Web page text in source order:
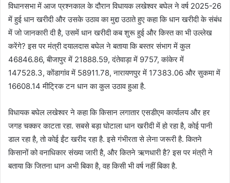
विधानसभा में आज प्रश्नकाल के दौरान विधायक लखेश्वर बघेल ने वर्ष 2025-26
में हुई धान खरीदी और उसके उठाव का मुद्दा उठाते हुए कहा कि धान खरीदी के संबंध
में जो जानकारी दी है, उसमें धान खरीदी कब शुरू हुई और किस्त का भी उल्लेख
करेंगे? इस पर मंत्री दयालदास बघेल ने बताया कि बस्तर संभाग में कुल
46846.86, बीजापुर में 21888.59, दंतेवाड़ा में 9757, कांकेर में
147528.3, कोंडागांव में 58911.78, नारायणपुर में 17383.06 और सुकमा में
16608.14 मीट्रिक टन धान का कुल उठाव हुआ है.
विधायक बघेल लखेश्वर ने कहा कि किसान लगातार एसडीएम कार्यालय और हर
जगह चक्कर काटता रहा. सबसे बड़ा घोटाला धान खरीदी में हो रहा है, कोई पानी
डाल रहा है, तो कोई ईंट खरीद रहा है. इसे गंभीरता से लेना जरूरी है. कितने
किसानों को वनाधिकार संख्या जारी है, और कितने ऋणधारी है? इस पर मंत्री ने
बताया कि जितना धान अभी बिका है, वह किसी भी वर्ष नहीं बिका है.